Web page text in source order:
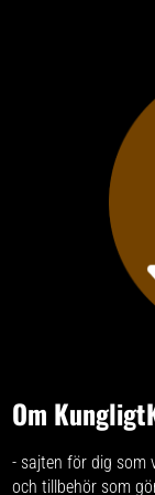
Om
- sajten för dig som
och tillbehör som